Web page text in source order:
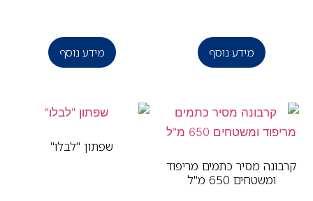
מידע נוסף מידע נוסף
מסיר כתמים מריפוד
ומשטחים 650 מ"ל
שפתון "לבלו"